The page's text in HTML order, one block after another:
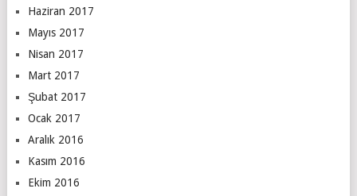
Haziran 2017
Mayıs 2017
Nisan 2017
Mart 2017
Şubat 2017
Ocak 2017
Aralık 2016
Kasım 2016
Ekim 2016